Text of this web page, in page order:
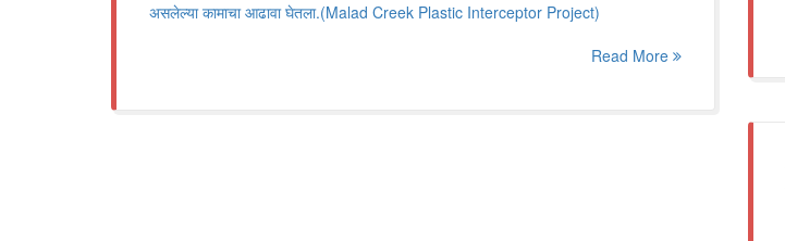
असलेल्या कामाचा आढावा घेतला.(Malad Creek Plastic Interceptor Project)
Read More